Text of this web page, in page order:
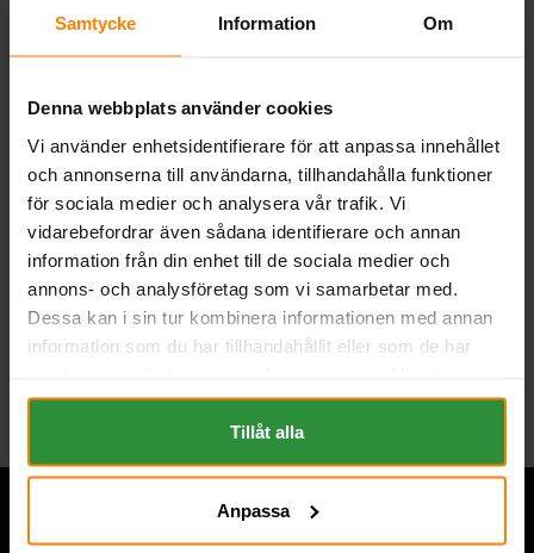
Samtycke Information Om
Denna webbplats använder cookies
Vi använder enhetsidentifierare för att anpassa innehållet
och annonserna till användarna, tillhandahålla funktioner
för sociala medier och analysera vår trafik. Vi
vidarebefordrar även sådana identifierare och annan
information från din enhet till de sociala medier och
annons- och analysföretag som vi samarbetar med.
Dessa kan i sin tur kombinera informationen med annan
information som du har tillhandahållit eller som de har
om "Cookies" och ditt val finner du på vår Cookie sida
längst ner i "footern" på sidan.
Tillåt alla
Anpassa
ETERNITY TECHNOLOGIES
Tudor Exide Technologies
Yuasa NOCO - bosters och laddare
Crown DELKOR